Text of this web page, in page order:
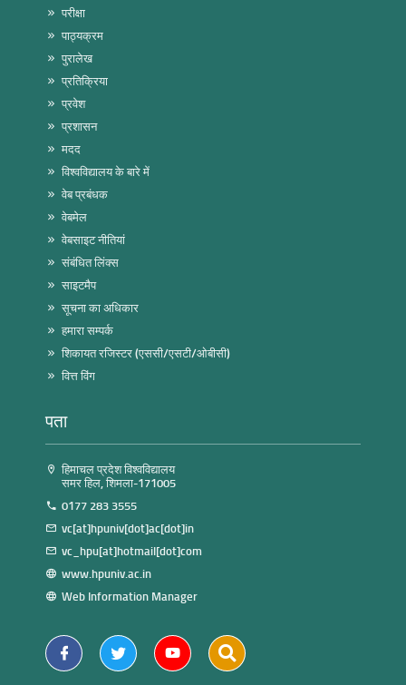
परीक्षा
पाठ्यक्रम
पुरालेख
प्रतिक्रिया
प्रवेश
प्रशासन
मदद
विश्वविद्यालय के बारे में
वेब प्रबंधक
वेबमेल
वेबसाइट नीतियां
संबंधित लिंक्स
साइटमैप
सूचना का अधिकार
हमारा सम्पर्क
शिकायत रजिस्टर (एससी/एसटी/ओबीसी)
वित्त विंग
पता
हिमाचल प्रदेश विश्वविद्यालय
समर हिल, शिमला-171005
0177 283 3555
vc[at]hpuniv[dot]ac[dot]in
vc_hpu[at]hotmail[dot]com
www.hpuniv.ac.in
Web Information Manager